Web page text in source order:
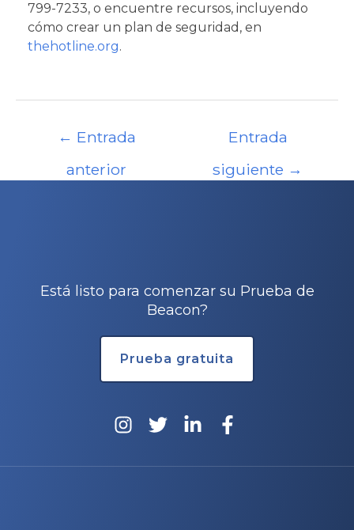
799-7233, o encuentre recursos, incluyendo
cómo crear un plan de seguridad, en
thehotline.org.
entradas
← Entrada
anterior
Entrada
siguiente →
Está listo para comenzar su Prueba de
Beacon?
Prueba gratuita